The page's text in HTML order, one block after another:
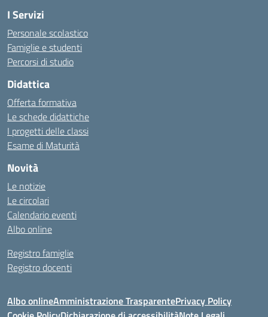
I Servizi
Personale scolastico
Famiglie e studenti
Percorsi di studio
Didattica
Offerta formativa
Le schede didattiche
I progetti delle classi
Esame di Maturità
Novità
Le notizie
Le circolari
Calendario eventi
Albo online
Registro famiglie
Registro docenti
Albo onlineAmministrazione TrasparentePrivacy Policy